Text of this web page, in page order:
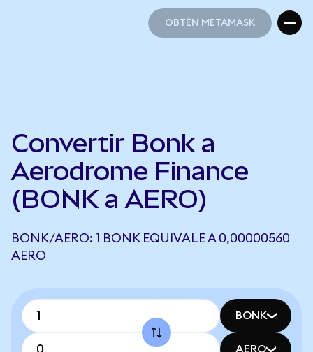
OBTÉN METAMASK
Convertir Bonk a
Aerodrome Finance
(BONK a AERO)
BONK/AERO: 1 BONK EQUIVALE A 0,00000560
AERO
BONK
AERO